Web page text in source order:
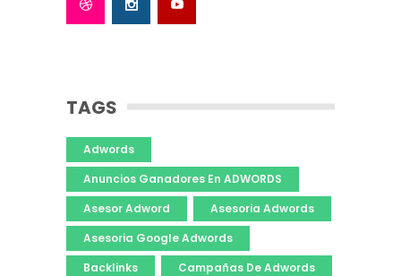
TAGS
Adwords
Anuncios Ganadores En ADWORDS
Asesor Adword
Asesoria Adwords
Asesoria Google Adwords
Backlinks
Campañas De Adwords